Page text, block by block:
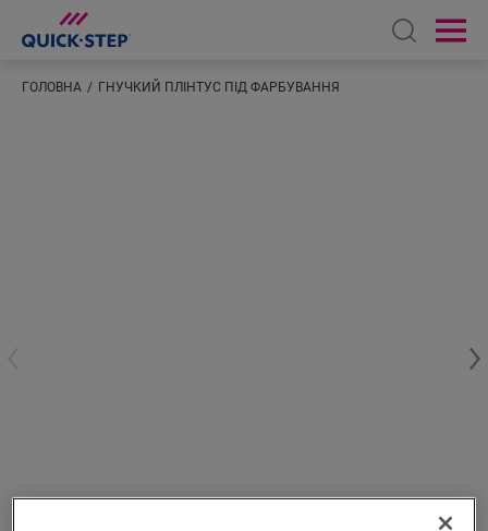
Open
ГОЛОВНА ГНУЧКИЙ ПЛІНТУС ПІД ФАРБУВАННЯ